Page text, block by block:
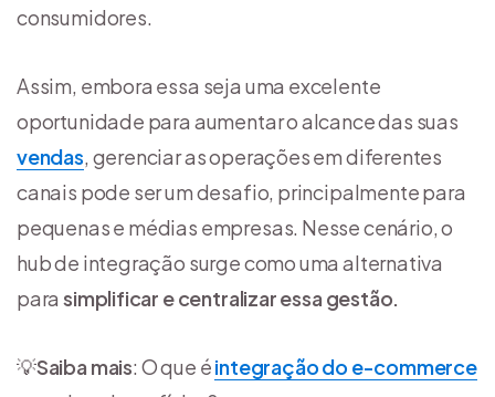
consumidores.
Assim, embora essa seja uma excelente
oportunidade para aumentar o alcance das suas
vendas, gerenciar as operações em diferentes
canais pode ser um desafio, principalmente para
pequenas e médias empresas. Nesse cenário, o
hub de integração surge como uma alternativa
parasimplificar e centralizar essa gestão.
💡Saiba mais: O que éintegração do e-commerce